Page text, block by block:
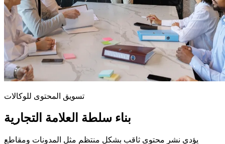
تسويق المحتوى للوكالات
بناء سلطة العلامة التجارية
يؤدي نشر محتوى ثاقب بشكل منتظم مثل المدونات ومقاطع